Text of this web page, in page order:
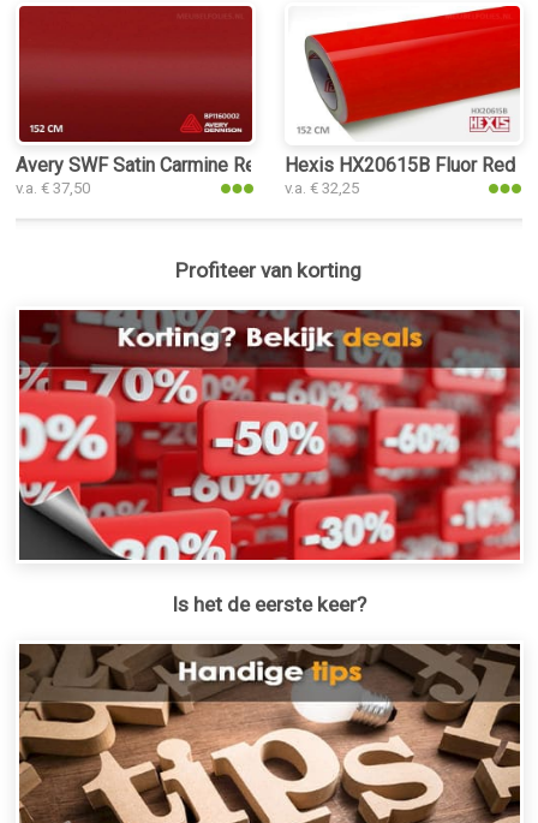
Avery SWF Satin Carmine Red interieurfolie
v.a. € 37,50
Hexis HX20615B Fluor Red
v.a. € 32,25
Profiteer van korting
Is het de eerste keer?